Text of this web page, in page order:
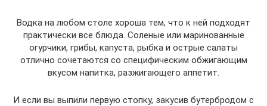
Водка на любом столе хороша тем, что к ней подходят
практически все блюда. Соленые или маринованные
огурчики, грибы, капуста, рыбка и острые салаты
отлично сочетаются со специфическим обжигающим
вкусом напитка, разжигающего аппетит.
И если вы выпили первую стопку, закусив бутербродом с